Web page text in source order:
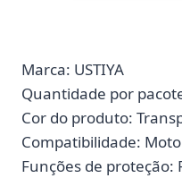
Marca: USTIYA
Quantidade por
Cor do produto:
Compatibilidade:
Funções de